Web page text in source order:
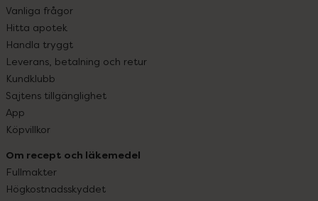
Vanliga frågor
Hitta apotek
Handla tryggt
Leverans, betalning och retur
Kundklubb
Sajtens tillgänglighet
App
Köpvillkor
Om recept och läkemedel
Fullmakter
Högkostnadsskyddet